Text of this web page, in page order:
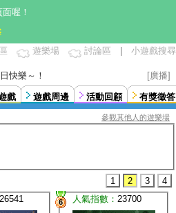
喔！
遊樂場 討論區 小遊戲搜尋
快樂～！ [廣播]
戲 遊戲周邊 活動回顧 有獎徵答
參觀其他人的遊樂場
1 2 3 4
26541 6 人氣指數： 23700